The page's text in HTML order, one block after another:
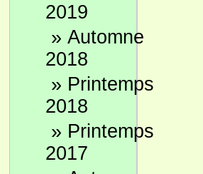
2019
» Automne
2018
» Printemps
2018
» Printemps
2017